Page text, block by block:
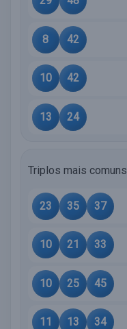
8 42
10 42
13 24
Triplos mais comuns
23 35 37
10 21 33
10 25 45
11 13 34